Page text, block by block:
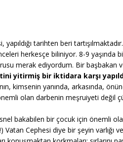
yapıldığı tarihten beri
herkesçe biliniyor. 8-9 yaşında
merak ediyordum. Bir başbakan
yitirmiş bir iktidara karşı
kimsenin yanında, arkasında,
olan darbenin meşruiyeti değil
bakabilen bir çocuk için önemli
Vatan Cephesi diye bir şeyin varlığı